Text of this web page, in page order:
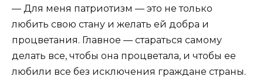
— Для меня патриотизм — это не только
любить свою стану и желать ей добра и
процветания. Главное — стараться самому
делать все, чтобы она процветала, и чтобы ее
любили все без исключения граждане страны.